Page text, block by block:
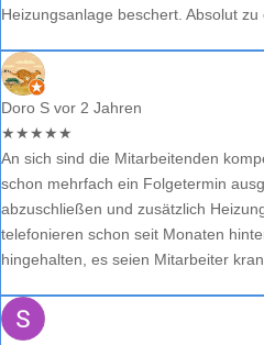
Heizungsanlage beschert. Absolut zu
Doro S vor 2 Jahren
★★★★★
An sich sind die Mitarbeitenden
schon mehrfach ein Folgetermin
abzuschließen und zusätzlich
telefonieren schon seit Monaten
hingehalten, es seien Mitarbeiter